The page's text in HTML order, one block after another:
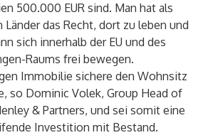
500.000 EUR sind. Man hat als
das Recht, dort zu leben und
sich innerhalb der EU und des
Raums frei bewegen.
Immobilie sichere den Wohnsitz
so Dominic Volek, Group Head of
& Partners, und sei somit eine
Investition mit Bestand.